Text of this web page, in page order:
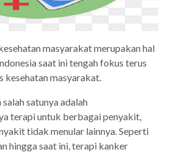
masyarakat merupakan hal
saat ini tengah fokus terus
kesehatan masyarakat.
satunya adalah
terapi untuk berbagai penyakit,
tidak menular lainnya. Seperti
hingga saat ini, terapi kanker